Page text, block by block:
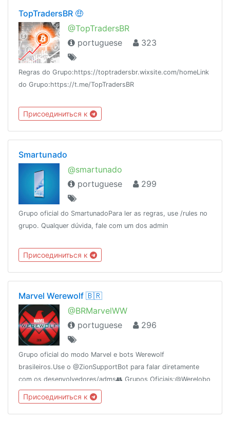
TopTradersBR 🤑
@TopTradersBR
portuguese
323
Regras do Grupo:https://toptradersbr.wixsite.com/homeLink
do Grupo:https://t.me/TopTradersBR
Присоединиться к
Smartunado
@smartunado
portuguese
299
Grupo oficial do SmartunadoPara ler as regras, use /rules no
grupo. Qualquer dúvida, fale com um dos admin
Присоединиться к
Marvel Werewolf 🇧🇷
@BRMarvelWW
portuguese
296
Grupo oficial do modo Marvel e bots Werewolf
brasileiros.Use o @ZionSupportBot para falar diretamente
com os desenvolvedores/adms👥 Grupos Oficiais:@Werelobo
[Clássico]👥
Присоединиться к